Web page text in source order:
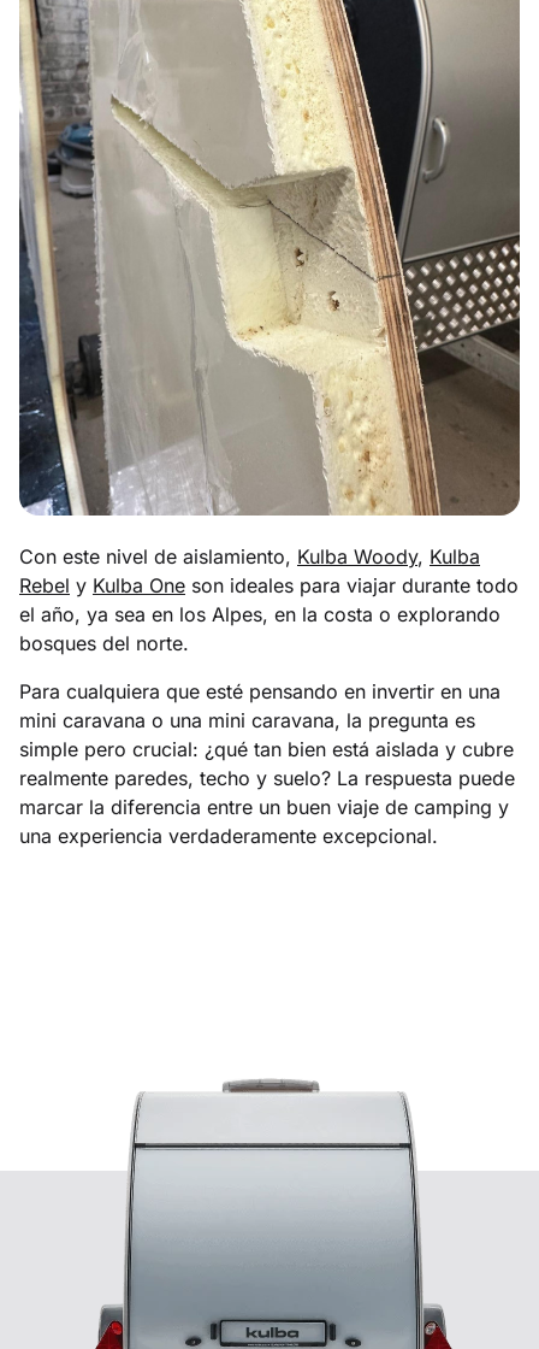
Con este nivel de aislamiento, Kulba Woody, Kulba
Rebel y Kulba One son ideales para viajar durante todo
el año, ya sea en los Alpes, en la costa o explorando
bosques del norte.
Para cualquiera que esté pensando en invertir en una
mini caravana o una mini caravana, la pregunta es
simple pero crucial: ¿qué tan bien está aislada y cubre
realmente paredes, techo y suelo? La respuesta puede
marcar la diferencia entre un buen viaje de camping y
una experiencia verdaderamente excepcional.